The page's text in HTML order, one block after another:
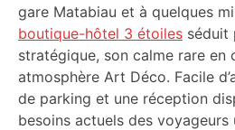
gare Matabiau et à quelques
boutique-hôtel 3 étoiles séduit
stratégique, son calme rare en
atmosphère Art Déco. Facile
de parking et une réception
besoins actuels des voyageurs